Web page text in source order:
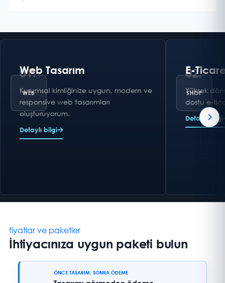
01.
Web Tasarım
Kurumsal kimliğinize uygun, modern ve
responsive web tasarımları
oluşturuyorum.
Detaylı bilgi
02.
E-
Yüksek
dostu e-
Detaylı bilgi
fiyatlar ve paketler
İhtiyacınıza uygun paketi bulun
ÖNCE TASARIM, SONRA ÖDEME